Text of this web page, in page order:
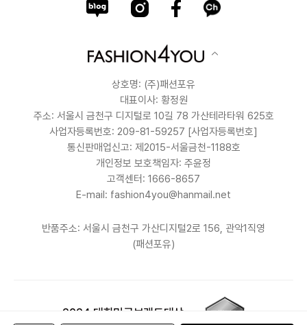
상호명: (주)패션포유
대표이사: 황정원
주소: 서울시 금천구 디지털로 10길 78 가산테라타워 625호
사업자등록번호: 209-81-59257 [사업자등록번호]
통신판매업신고: 제2015-서울금천-1188호
개인정보 보호책임자: 주윤정
고객센터: 1666-8657
E-mail: fashion4you@hanmail.net
반품주소: 서울시 금천구 가산디지털2로 156, 관악1직영
(패션포유)